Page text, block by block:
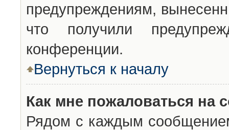
предупреждениям,
что получили
конференции.
Вернуться к началу
Как мне пожаловаться на
Рядом с каждым